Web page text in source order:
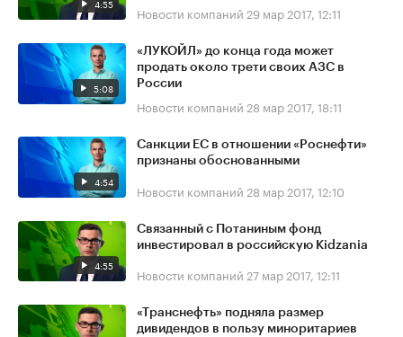
4:55 Новости компаний 29 мар 2017, 12:11
5:08
«ЛУКОЙЛ» до конца года может
продать около трети своих АЗС в
России
Новости компаний 28 мар 2017, 18:11
4:54
Санкции ЕС в отношении «Роснефти»
признаны обоснованными
Новости компаний 28 мар 2017, 12:10
4:55
Связанный с Потаниным фонд
инвестировал в российскую Kidzania
Новости компаний 27 мар 2017, 12:11
«Транснефть» подняла размер
дивидендов в пользу миноритариев